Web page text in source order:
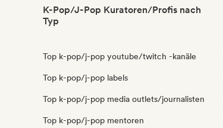
K-Pop/J-Pop Kuratoren/Profis nach
Typ
Top k-pop/j-pop youtube/twitch -kanäle
Top k-pop/j-pop labels
Top k-pop/j-pop media outlets/journalisten
Top k-pop/j-pop mentoren